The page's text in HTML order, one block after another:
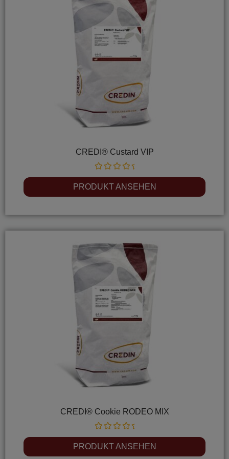
CREDI® Custard VIP
Rated
0
out
of
PRODUKT ANSEHEN
CREDI® Cookie RODEO MIX
Rated
0
out
PRODUKT ANSEHEN